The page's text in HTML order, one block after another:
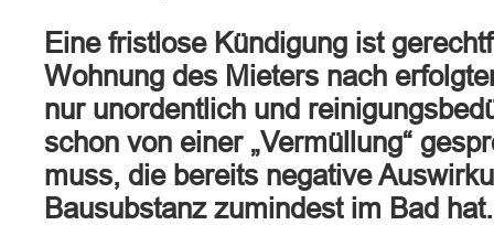
Eine fristlose Kündigung ist
Wohnung des Mieters nach
nur unordentlich und
schon von einer „Vermüllung“
muss, die bereits negative
Bausubstanz zumindest im Bad